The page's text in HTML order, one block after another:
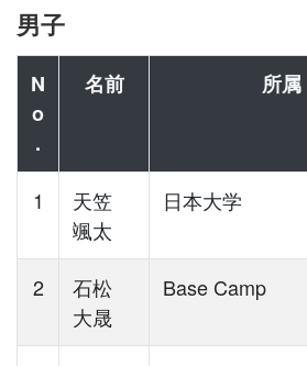
男子
N
o
.
名前 所属
1
天笠
颯太
日本大学
2
石松
大晟
Base Camp